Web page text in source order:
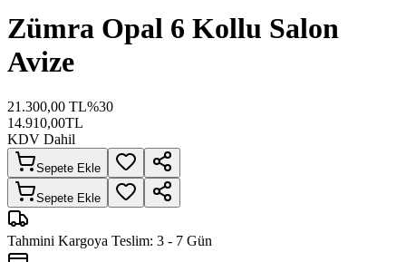
Zümra Opal 6 Kollu Salon
Avize
21.300,00 TL%30
14.910,00TL
KDV Dahil
Sepete Ekle
Sepete Ekle
Tahmini Kargoya Teslim: 3 - 7 Gün